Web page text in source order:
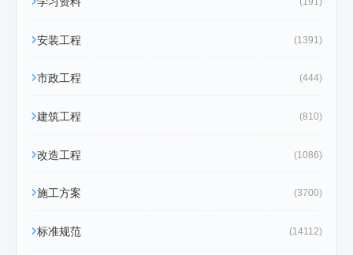
安装工程 (1391)
市政工程 (444)
建筑工程 (810)
改造工程 (1086)
施工方案 (3700)
标准规范 (14112)